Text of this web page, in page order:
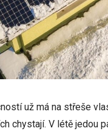
už má na střeše
chystají. V létě jedou